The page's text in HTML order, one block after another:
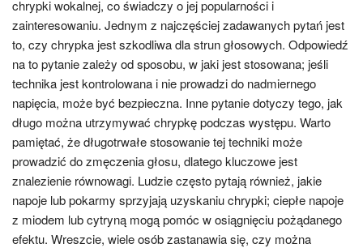
chrypki wokalnej, co świadczy o jej popularności i
zainteresowaniu. Jednym z najczęściej zadawanych pytań jest
to, czy chrypka jest szkodliwa dla strun głosowych. Odpowiedź
na to pytanie zależy od sposobu, w jaki jest stosowana; jeśli
technika jest kontrolowana i nie prowadzi do nadmiernego
napięcia, może być bezpieczna. Inne pytanie dotyczy tego, jak
długo można utrzymywać chrypkę podczas występu. Warto
pamiętać, że długotrwałe stosowanie tej techniki może
prowadzić do zmęczenia głosu, dlatego kluczowe jest
znalezienie równowagi. Ludzie często pytają również, jakie
napoje lub pokarmy sprzyjają uzyskaniu chrypki; ciepłe napoje
z miodem lub cytryną mogą pomóc w osiągnięciu pożądanego
efektu. Wreszcie, wiele osób zastanawia się, czy można